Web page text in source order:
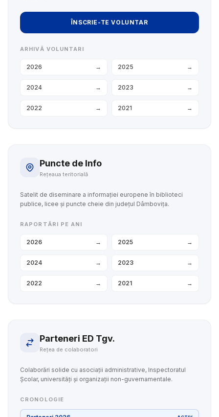
ÎNSCRIE-TE VOLUNTAR
ARHIVĂ VOLUNTARI
2026 → 2025 →
2024 → 2023 →
2022 → 2021 →
Puncte de Info
Rețeaua teritorială
Satelit de diseminare a informației europene în biblioteci
publice, licee și puncte cheie din județul Dâmbovița.
RAPORTĂRI PE ANI
2026 → 2025 →
2024 → 2023 →
2022 → 2021 →
Parteneri ED Tgv.
Rețea de colaboratori
Colaborări solide cu asociații administrative, Inspectoratul
Școlar, universități și organizații non-guvernamentale.
CRONOLOGIE